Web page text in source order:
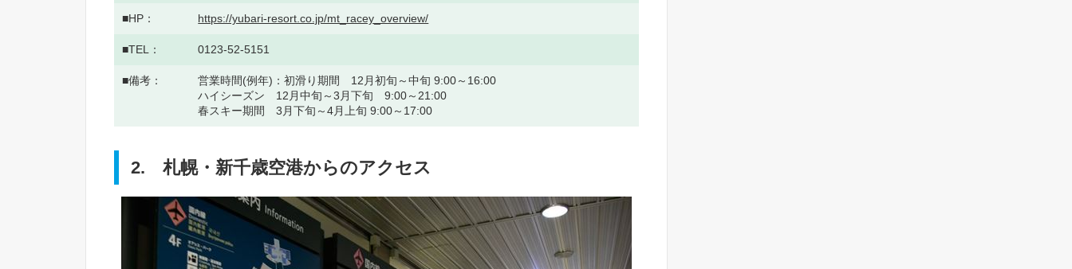
HP https://yubari-resort.co.jp/mt_racey_overview/
TEL 0123-52-5151
備考
営業時間(例年)：初滑り期間 12月初旬～中旬 9:00～16:00
ハイシーズン 12月中旬～3月下旬 9:00～21:00
春スキー期間 3月下旬～4月上旬 9:00～17:00
2. 札幌・新千歳空港からのアクセス